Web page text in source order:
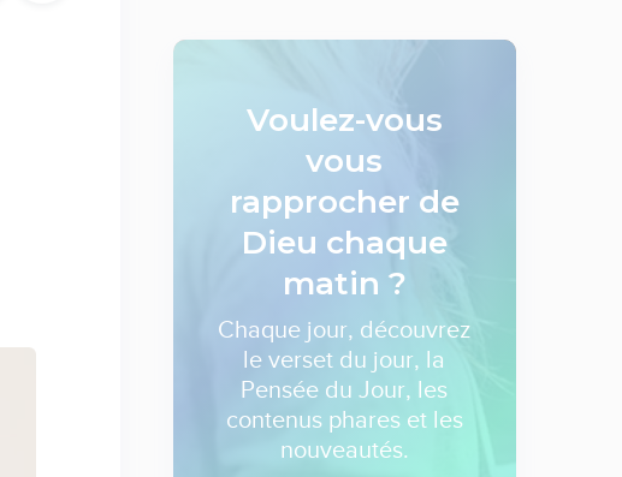
Voulez-vous
vous
rapprocher de
Dieu chaque
matin ?
Chaque jour, découvrez
le verset du jour, la
Pensée du Jour, les
contenus phares et les
nouveautés.